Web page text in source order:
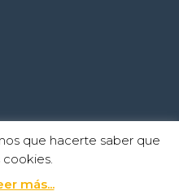
Finalizar Compra
que hacerte saber que
cookies.
más...